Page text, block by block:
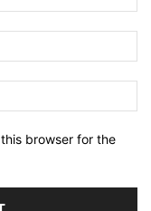
browser for the